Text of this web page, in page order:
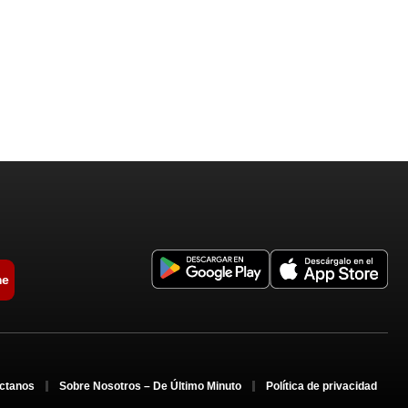
Sobre Nosotros – De Último Minuto Política de privacidad